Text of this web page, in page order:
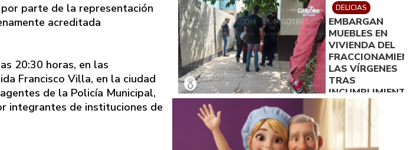
parte de la representación
acreditada
20:30 horas, en las
Francisco Villa, en la ciudad
de la Policía Municipal,
integrantes de instituciones de
DELICIAS
EMBARGAN
MUEBLES EN
VIVIENDA DEL
LAS VÍRGENES
TRAS
DE ACUERDO
DE PAGO